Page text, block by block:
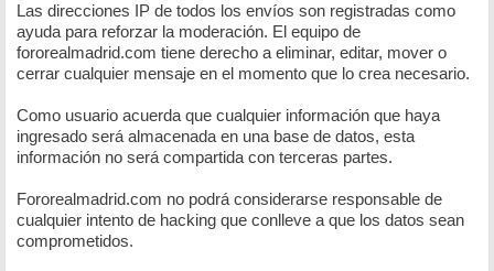
Las direcciones IP de todos los envíos son registradas como
ayuda para reforzar la moderación. El equipo de
fororealmadrid.com tiene derecho a eliminar, editar, mover o
cerrar cualquier mensaje en el momento que lo crea necesario.
Como usuario acuerda que cualquier información que haya
ingresado será almacenada en una base de datos, esta
información no será compartida con terceras partes.
Fororealmadrid.com no podrá considerarse responsable de
cualquier intento de hacking que conlleve a que los datos sean
comprometidos.